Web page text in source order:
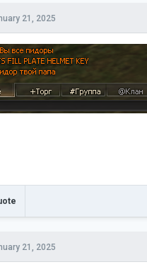
21, 2025
21, 2025